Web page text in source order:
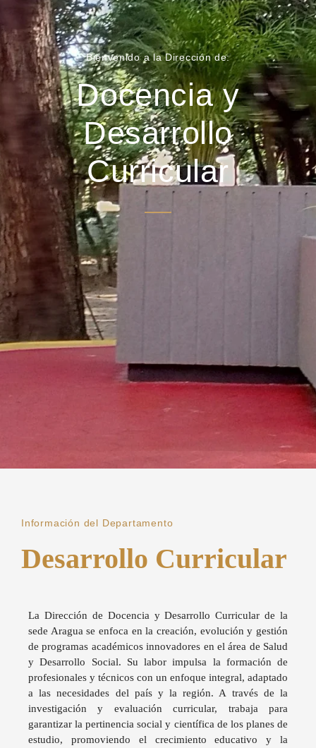
Bienvenido a la Dirección de:
Docencia y
Desarrollo
Curricular
Información del Departamento
Desarrollo Curricular
La Dirección de Docencia y Desarrollo Curricular de la
sede Aragua se enfoca en la creación, evolución y gestión
de programas académicos innovadores en el área de Salud
y Desarrollo Social. Su labor impulsa la formación de
profesionales y técnicos con un enfoque integral, adaptado
a las necesidades del país y la región. A través de la
investigación y evaluación curricular, trabaja para
garantizar la pertinencia social y científica de los planes de
estudio, promoviendo el crecimiento educativo y la